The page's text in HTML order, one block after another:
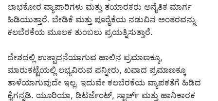
ಲಾಭಕೋರ ವ್ಯಾಪಾರಿಗಳು ಮತ್ತು ತಯಾರಕರು ಅನೈತಿಕ ಮಾರ್ಗ
ಹಿಡಿಯುತ್ತಾರೆ. ಬೇಡಿಕೆ ಮತ್ತು ಪೂರೈಕೆಯ ನಡುವಿನ ಅಂತರವನ್ನು
ಕಲಬೆರಕೆಯ ಮೂಲಕ ತುಂಬಲು ಪ್ರಯತ್ನಿಸುತ್ತಾರೆ.
ದೇಶದಲ್ಲಿ ಉತ್ಪಾದನೆಯಾಗುವ ಹಾಲಿನ ಪ್ರಮಾಣಕ್ಕೂ,
ಮಾರುಕಟ್ಟೆಯಲ್ಲಿ ಲಭ್ಯವಿರುವ ಪನ್ನೀರು, ಖವಾದ ಪ್ರಮಾಣಕ್ಕೂ
ತಾಳೆಯಾಗುವುದೇ ಇಲ್ಲ. ಇದುವೇ ಕಲಬೆರಕೆಯ ವ್ಯಾಪಕತೆಗೆ ಹಿಡಿದ
ಕೈಗನ್ನಡಿ. ಯೂರಿಯಾ, ಡಿಟರ್ಜೆಂಟ್, ಸ್ಟಾರ್ಚ್ ಮತ್ತು ಹಾನಿಕಾರಕ